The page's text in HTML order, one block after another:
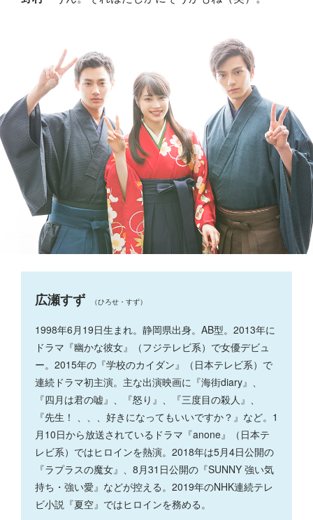
広瀬すず （ひろせ・すず）
1998年6月19日生まれ。静岡県出身。AB型。2013年に
ドラマ『幽かな彼女』（フジテレビ系）で女優デビュ
ー。2015年の『学校のカイダン』（日本テレビ系）で
連続ドラマ初主演。主な出演映画に『海街diary』、
『四月は君の嘘』、『怒り』、『三度目の殺人』、
『先生！ 、、、好きになってもいいですか？』など。1
月10日から放送されているドラマ『anone』（日本テ
レビ系）ではヒロインを熱演。2018年は5月4日公開の
『ラプラスの魔女』、8月31日公開の『SUNNY 強い気
持ち・強い愛』などが控える。2019年のNHK連続テレ
ビ小説『夏空』ではヒロインを務める。